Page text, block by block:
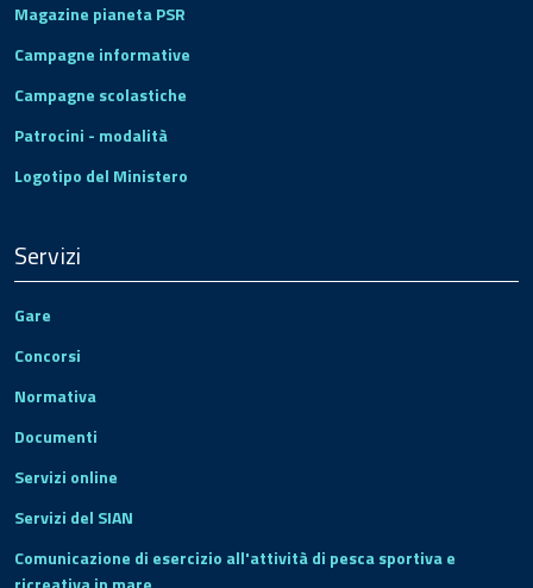
Magazine pianeta PSR
Campagne informative
Campagne scolastiche
Patrocini - modalità
Logotipo del Ministero
Servizi
Gare
Concorsi
Normativa
Documenti
Servizi online
Servizi del SIAN
Comunicazione di esercizio all'attività di pesca sportiva e